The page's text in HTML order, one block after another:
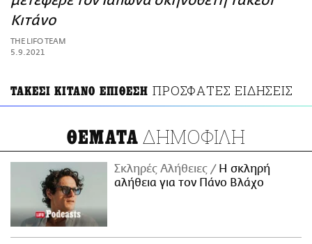
ΑΜΠΑ
PRINT
Κιτάνο
THE LIFO TEAM
5.9.2021
ΤΑΚΕΣΙ ΚΙΤΑΝΟ ΕΠΙΘΕΣΗ ΠΡΟΣΦΑΤΕΣ ΕΙΔΗΣΕΙΣ
ΘΕΜΑΤΑ ΔΗΜΟΦΙΛΗ
Σκληρές Αλήθειες
H σκληρή
αλήθεια για τον Πάνο Βλάχο